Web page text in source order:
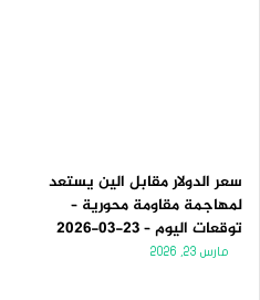
سعر الدولار مقابل الين يستعد
لمهاجمة مقاومة محورية –
توقعات اليوم – 23-03-2026
مارس 23, 2026